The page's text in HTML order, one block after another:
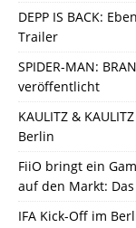
DEPP IS BACK:
Trailer
SPIDER-MAN:
veröffentlicht
KAULITZ &
Berlin
FiiO bringt ein
auf den Markt: Das
IFA Kick-Off im